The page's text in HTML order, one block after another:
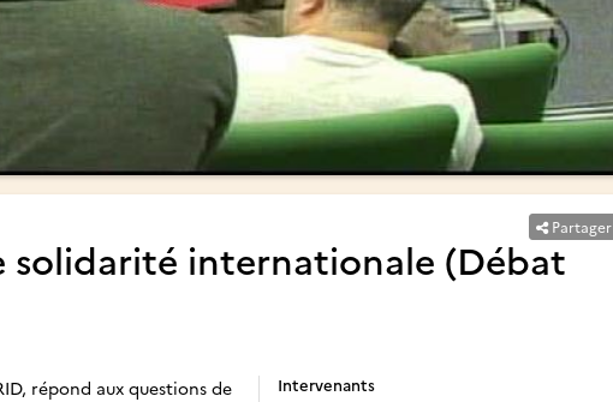
Partager
solidarité internationale (Débat
répond aux questions de
Intervenants